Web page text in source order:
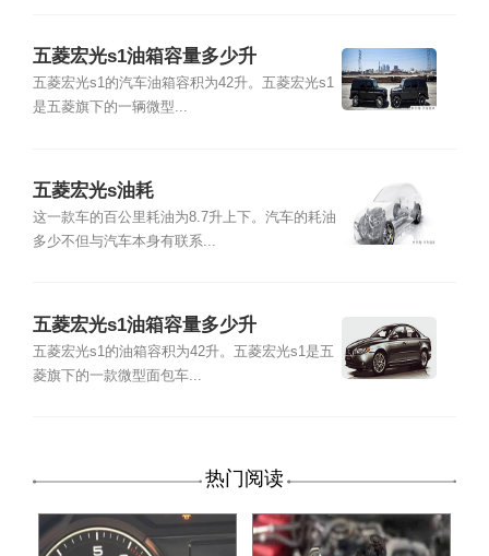
五菱宏光s1油箱容量多少升
五菱宏光s1的汽车油箱容积为42升。五菱宏光s1
是五菱旗下的一辆微型...
五菱宏光s油耗
这一款车的百公里耗油为8.7升上下。汽车的耗油
多少不但与汽车本身有联系...
五菱宏光s1油箱容量多少升
五菱宏光s1的油箱容积为42升。五菱宏光s1是五
菱旗下的一款微型面包车...
热门阅读